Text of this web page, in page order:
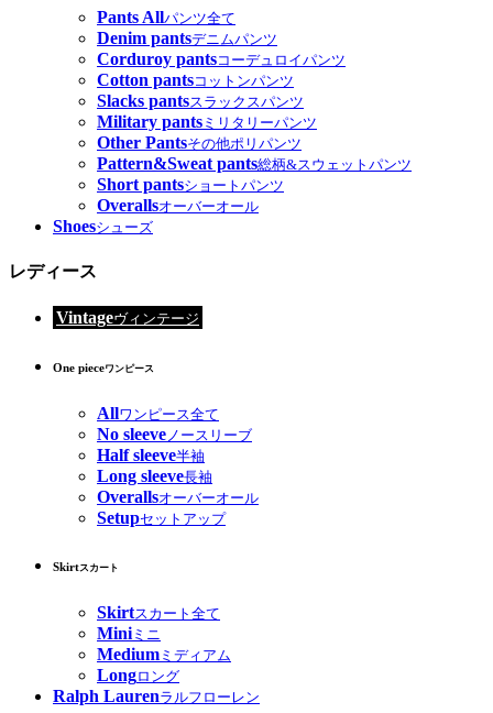
Pants Allパンツ全て
Denim pantsデニムパンツ
Corduroy pantsコーデュロイパンツ
Cotton pantsコットンパンツ
Slacks pantsスラックスパンツ
Military pants ミリタリーパンツ
Other Pantsその他ポリパンツ
Pattern&Sweat pants総柄&スウェットパンツ
Short pantsショートパンツ
Overallsオーバーオール
Shoesシューズ
レディース
Vintageヴィンテージ
One pieceワンピース
Allワンピース全て
No sleeve ノースリーブ
Half sleeve半袖
Long sleeve長袖
Overallsオーバーオール
Setupセットアップ
Skirtスカート
Skirtスカート全て
Miniミニ
Medium ミディアム
Longロング
Ralph Laurenラルフローレン